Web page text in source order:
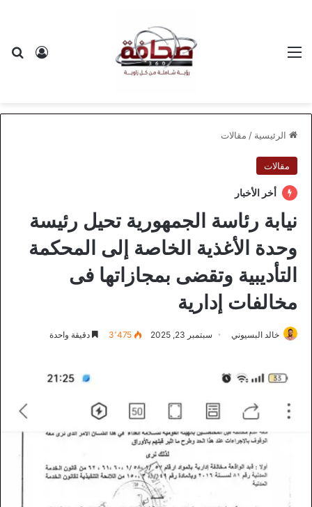
الرئيسية / مقالات
مقالات
أخر الأخبار
نيابة رئاسة الجمهورية تحيل رئيسة
وحدة الأغذية الخاصة إلى المحكمة
التأديبية وتقضى بمجازاتها فى
مخالفات إدارية
خالد البسيوني سبتمبر 23, 2025 3٬475 دقيقة واحدة